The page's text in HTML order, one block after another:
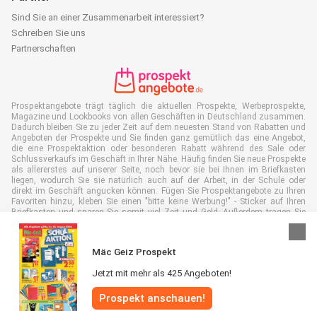
Mäc Geiz Prospekt
Jetzt mit mehr als 425 Angeboten!
Prospekt anschauen!
Sind Sie an einer Zusammenarbeit interessiert?
Schreiben Sie uns
Partnerschaften
Prospektangebote trägt täglich die aktuellen Prospekte, Werbeprospekte,
Magazine und Lookbooks von allen Geschäften in Deutschland zusammen.
Dadurch bleiben Sie zu jeder Zeit auf dem neuesten Stand von Rabatten und
Angeboten der Prospekte und Sie finden ganz gemütlich das eine Angebot,
die eine Prospektaktion oder besonderen Rabatt während des Sale oder
Schlussverkaufs im Geschäft in Ihrer Nähe. Häufig finden Sie neue Prospekte
als allererstes auf unserer Seite, noch bevor sie bei Ihnen im Briefkasten
liegen, wodurch Sie sie natürlich auch auf der Arbeit, in der Schule oder
direkt im Geschäft angucken können. Fügen Sie Prospektangebote zu Ihren
Favoriten hinzu, kleben Sie einen "bitte keine Werbung!" - Sticker auf Ihren
Briefkasten und sparen Sie somit viel Zeit und Geld. Außerdem tragen Sie
damit auch aktiv zur Papiermüll Reduktion bei, was gut für unsere Umwelt
Alle Rechte vorbehalten © Prospektangebote.de 2026 |